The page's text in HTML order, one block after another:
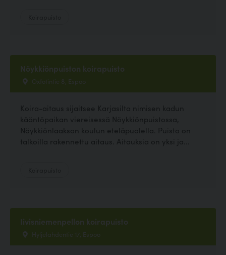
Nöykkiönpuiston koirapuisto
Oxfotintie 8, Espoo
Koira-aitaus sijaitsee Karjasilta nimisen kadun
kääntöpaikan viereisessä Nöykkiönpuistossa,
Nöykkiönlaakson koulun eteläpuolella. Puisto on
talkoilla rakennettu aitaus. Aitauksia on yksi ja...
Iivisniemenpellon koirapuisto
Hyljelahdentie 17, Espoo